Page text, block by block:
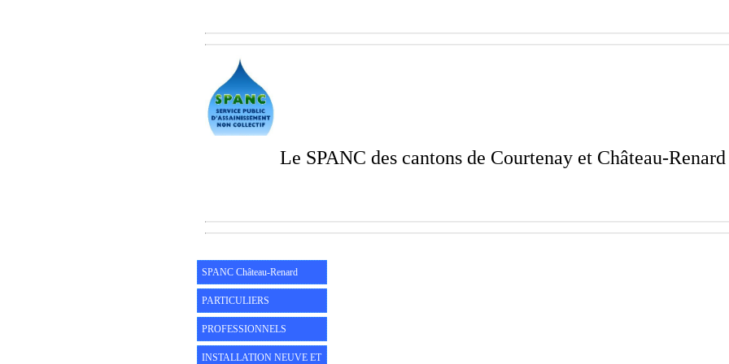
Le SPANC des cantons de Courtenay et Château-
SPANC Château-Renard
PARTICULIERS
PROFESSIONNELS
INSTALLATION NEUVE ET